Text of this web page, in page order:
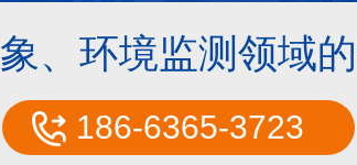
渠流量计 HY-F10型便携式明渠
、环境监测领域
186-6365-3723